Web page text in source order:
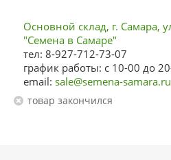
Основной склад, г. Самара,
"Семена в Самаре"
тел: 8-927-712-73-07
график работы: с 10-00 до
email: sale@semena-samara.ru
Товар закончился